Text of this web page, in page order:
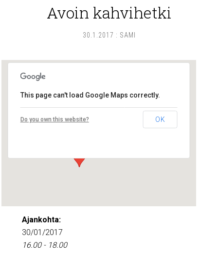
Avoin kahvihetki
30.1.2017 : SAMI
Lounais-Suomen – SYLI ry
Maariankatu 8 D 104 - Turku
This page can't load Google Maps correctly.
Do you own this website? OK
Ajankohta:
30/01/2017
16.00 - 18.00